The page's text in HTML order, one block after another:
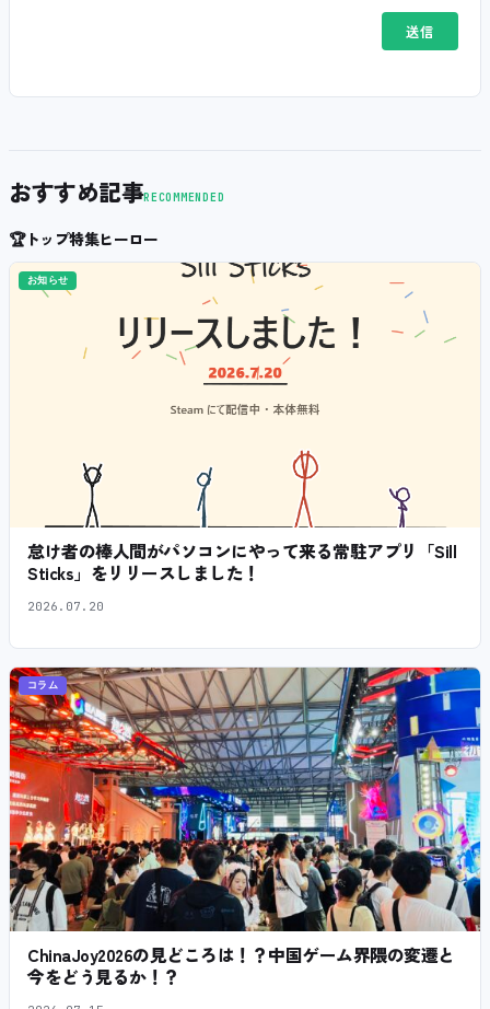
おすすめ記事RECOMMENDED
🏆トップ特集ヒーロー
お知らせ
怠け者の棒人間がパソコンにやって来る常駐アプリ「Sill
Sticks」をリリースしました！
2026.07.20
コラム
ChinaJoy2026の見どころは！？中国ゲーム界隈の変遷と
今をどう見るか！？